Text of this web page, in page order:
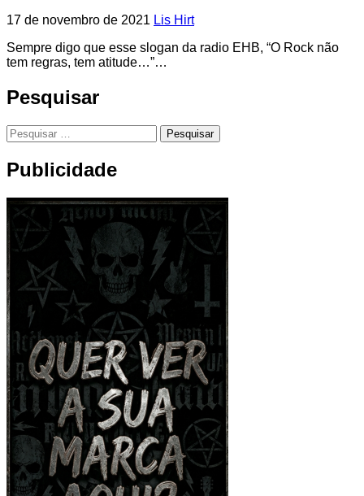
17 de novembro de 2021 Lis Hirt
Sempre digo que esse slogan da radio EHB, “O Rock não
tem regras, tem atitude…”…
Pesquisar
Pesquisar
por:
Publicidade